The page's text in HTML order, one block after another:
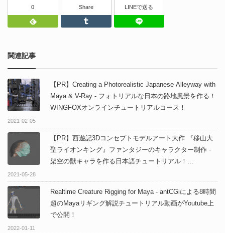
0
Feedly
Share
Tumblr
LINEで送る
関連記事
【PR】Creating a Photorealistic Japanese Alleyway with
Maya & V-Ray - フォトリアルな日本の路地風景を作る！
WINGFOXオンラインチュートリアルコース！
2021-02-05
【PR】西遊記3Dコンセプトモデルアート大作 『移山大
聖ライオンキング』ファンタジーのキャラクター制作 -
架空の獣キャラを作る日本語チュートリアル！
2021-05-28
Realtime Creature Rigging for Maya - antCGiによる8時間
超のMayaリギング解説チュートリアル動画がYoutube上
で公開！
2022-01-11